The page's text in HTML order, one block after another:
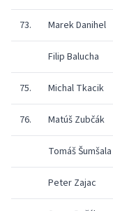
73. Marek Danihel
Filip Balucha
75. Michal Tkacik
76. Matúš Zubčák
Tomáš Šumšala
Peter Zajac